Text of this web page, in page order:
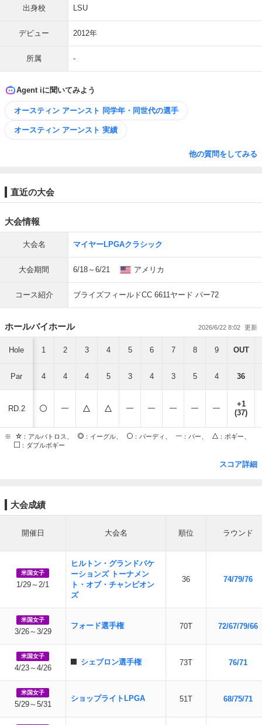
出身校 LSU
デビュー 2012年
所属 -
Agent iに聞いてみよう
オースティン アーンスト 同学年・同世代の選手
オースティン アーンスト 実績
他の質問をしてみる
直近の大会
大会情報
大会名 マイヤーLPGAクラシック
大会期間 6/18～6/21 アメリカ
コース紹介 ブライズフィールドCC 6611ヤード パー72
ホールバイホール 2026/6/22 8:02
Hole
Par
RD.2
1 2 3 4 5 6 7 8 9 OUT
4 4 4 5 3 4 3 5 4 36
+1
(37)
※ ：アルバトロス、 ：イーグル、 ：バーディ、 ：パー、
：ボギー、
：ダブルボギー
スコア詳細
大会成績
開催日 大会名 順位 ラウンド
米国女子
1/29～2/1
ヒルトン・グランドバケ
ーションズ トーナメン
ト・オブ・チャンピオン
ズ
36 74/79/76
米国女子
3/26～3/29
フォード選手権 70T 72/67/79/66
米国女子
4/23～4/26
シェブロン選手権 73T 76/71
米国女子
5/29～5/31
ショップライトLPGA 51T 68/75/71